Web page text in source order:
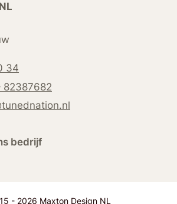
34
82387682
bedrijf
- 2026 Maxton Design NL